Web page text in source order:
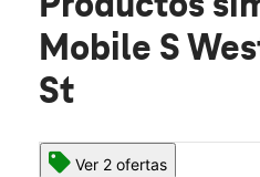
Mobile S
St
Ver 2 ofertas